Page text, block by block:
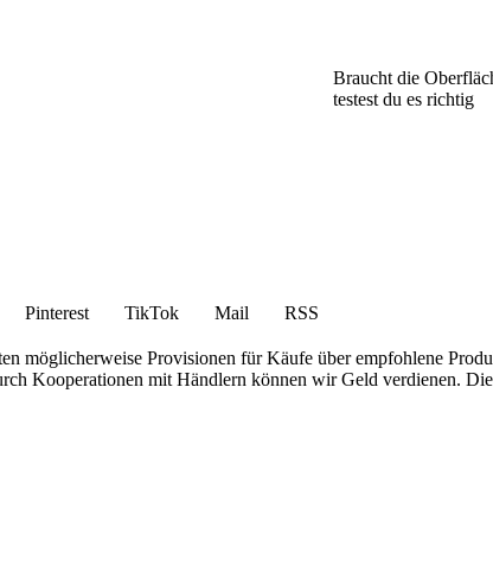
Braucht die
testest du es richtig
Pinterest TikTok Mail
RSS
möglicherweise Provisionen für Käufe über empfohlene
Kooperationen mit Händlern können wir Geld verdienen.